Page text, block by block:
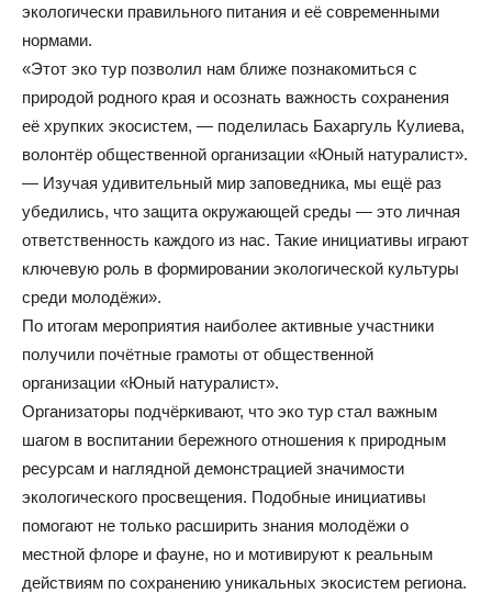
экологически правильного питания и её современными
нормами.
«Этот эко тур позволил нам ближе познакомиться с
природой родного края и осознать важность сохранения
её хрупких экосистем, — поделилась Бахаргуль Кулиева,
волонтёр общественной организации «Юный натуралист».
— Изучая удивительный мир заповедника, мы ещё раз
убедились, что защита окружающей среды — это личная
ответственность каждого из нас. Такие инициативы играют
ключевую роль в формировании экологической культуры
среди молодёжи».
По итогам мероприятия наиболее активные участники
получили почётные грамоты от общественной
организации «Юный натуралист».
Организаторы подчёркивают, что эко тур стал важным
шагом в воспитании бережного отношения к природным
ресурсам и наглядной демонстрацией значимости
экологического просвещения. Подобные инициативы
помогают не только расширить знания молодёжи о
местной флоре и фауне, но и мотивируют к реальным
действиям по сохранению уникальных экосистем региона.